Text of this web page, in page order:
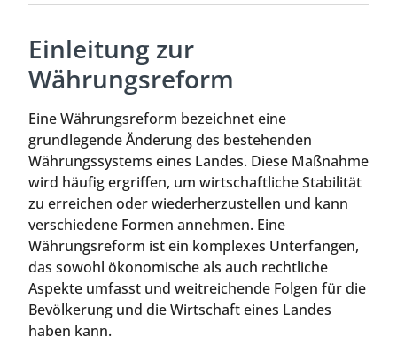
Einleitung zur
Währungsreform
Eine Währungsreform bezeichnet eine
grundlegende Änderung des bestehenden
Währungssystems eines Landes. Diese Maßnahme
wird häufig ergriffen, um wirtschaftliche Stabilität
zu erreichen oder wiederherzustellen und kann
verschiedene Formen annehmen. Eine
Währungsreform ist ein komplexes Unterfangen,
das sowohl ökonomische als auch rechtliche
Aspekte umfasst und weitreichende Folgen für die
Bevölkerung und die Wirtschaft eines Landes
haben kann.